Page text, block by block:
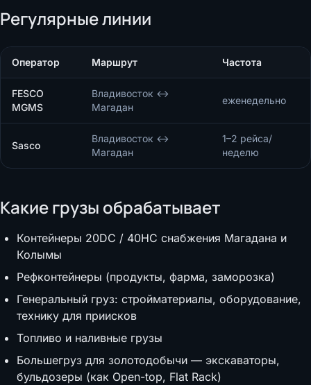
Регулярные линии
Оператор Маршрут Частота
FESCO
MGMS
Владивосток ↔
Магадан
еженедельно
Sasco
Владивосток ↔
Магадан
1–2 рейса/
неделю
Какие грузы обрабатывает
Контейнеры 20DC / 40HC снабжения Магадана и
Колымы
Рефконтейнеры (продукты, фарма, заморозка)
Генеральный груз: стройматериалы, оборудование,
технику для приисков
Топливо и наливные грузы
Большегруз для золотодобычи — экскаваторы,
бульдозеры (как Open-top, Flat Rack)